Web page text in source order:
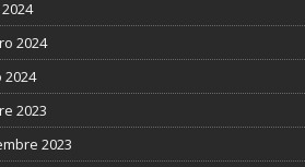
2024
2023
2023